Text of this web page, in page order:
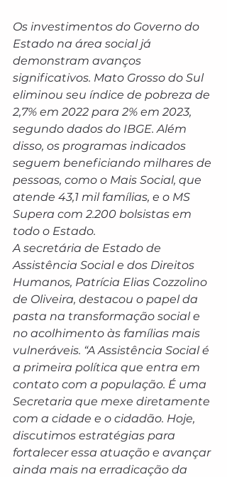
Os investimentos do Governo do
Estado na área social já
demonstram avanços
significativos. Mato Grosso do Sul
eliminou seu índice de pobreza de
2,7% em 2022 para 2% em 2023,
segundo dados do IBGE. Além
disso, os programas indicados
seguem beneficiando milhares de
pessoas, como o Mais Social, que
atende 43,1 mil famílias, e o MS
Supera com 2.200 bolsistas em
todo o Estado.
A secretária de Estado de
Assistência Social e dos Direitos
Humanos, Patrícia Elias Cozzolino
de Oliveira, destacou o papel da
pasta na transformação social e
no acolhimento às famílias mais
vulneráveis. “A Assistência Social é
a primeira política que entra em
contato com a população. É uma
Secretaria que mexe diretamente
com a cidade e o cidadão. Hoje,
discutimos estratégias para
fortalecer essa atuação e avançar
ainda mais na erradicação da